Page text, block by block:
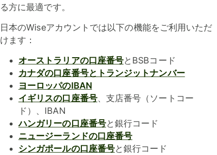
る方に最適です。
日本のWiseアカウントでは以下の機能をご利用いただ
けます：
オーストラリアの口座番号とBSBコード
カナダの口座番号とトランジットナンバー
ヨーロッパのIBAN
イギリスの口座番号、支店番号（ソートコー
ド）、IBAN
ハンガリーの口座番号と銀行コード
ニュージーランドの口座番号
シンガポールの口座番号と銀行コード